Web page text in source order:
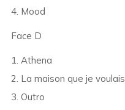
4. Mood
Face D
1. Athena
2. La maison que je voulais
3. Outro